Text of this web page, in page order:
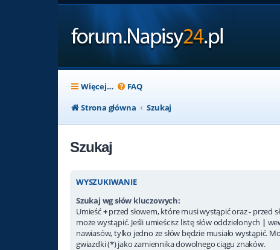
Więcej… FAQ
Strona główna
Szukaj
Szukaj
WYSZUKIWANIE
Szukaj wg słów kluczowych:
Umieść+przed słowem, które musi wystąpić oraz- przed
może wystąpić. Jeśli umieścisz listę słów oddzielonych |
nawiasów, tylko jedno ze słów będzie musiało wystąpić.
gwiazdki (*) jako zamiennika dowolnego ciągu znaków.